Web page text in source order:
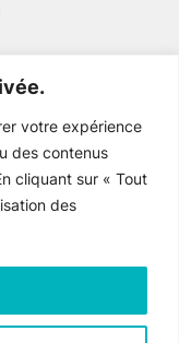
votre expérience
des contenus
cliquant sur « Tout
des